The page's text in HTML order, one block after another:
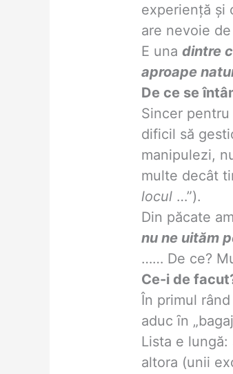
experiență şi
are nevoie
E unadintre
aproape
De ce se
Sincer
dificil să
manipulezi,
multe decât
locul …”).
Din păcate
nu ne uităm
…… De ce?
Ce-i de
În primul
aduc ȋn
Lista e
altora (unii